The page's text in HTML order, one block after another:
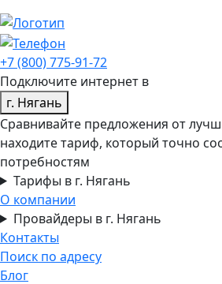
+7 (800) 775-91-72
Подключите интернет в
г. Нягань
Сравнивайте предложения от
находите тариф, который точно
потребностям
Тарифы в г. Нягань
О компании
Провайдеры в г. Нягань
Контакты
Поиск по адресу
Блог